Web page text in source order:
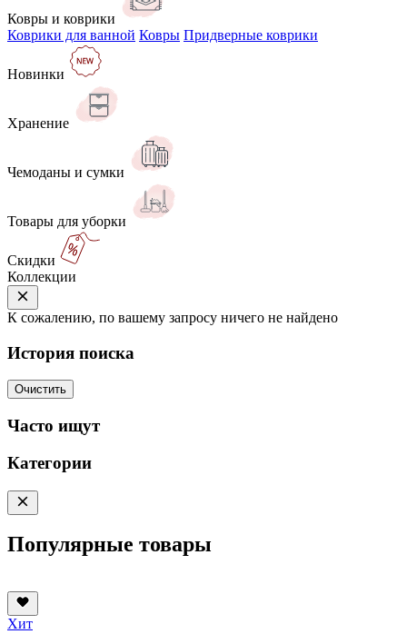
Ковры и коврики
Коврики для ванной Ковры Придверные коврики
Новинки
Хранение
Чемоданы и сумки
Товары для уборки
Скидки
Коллекции
К сожалению, по вашему запросу ничего не найдено
История поиска
Очистить
Часто ищут
Категории
Популярные товары
Хит